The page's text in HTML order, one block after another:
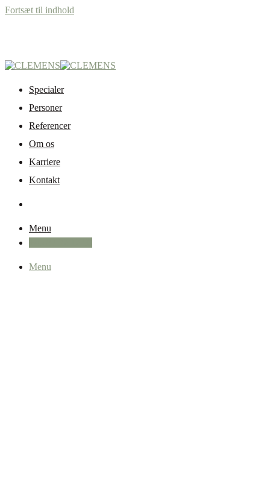
Fortsæt til indhold
Specialer
Personer
Referencer
Om os
Karriere
Kontakt
Menu
Menu